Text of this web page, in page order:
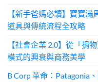
【新手爸媽必讀】寶寶
道具與傳統流程全攻略
【社會企業 2.0】從「捐
模式的興衰與商務美學
B Corp 革命：Patagonia